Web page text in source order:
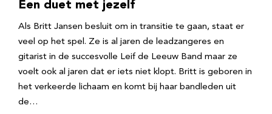
Een duet met jezelf
Als Britt Jansen besluit om in transitie te gaan, staat er
veel op het spel. Ze is al jaren de leadzangeres en
gitarist in de succesvolle Leif de Leeuw Band maar ze
voelt ook al jaren dat er iets niet klopt. Britt is geboren in
het verkeerde lichaam en komt bij haar bandleden uit
de…